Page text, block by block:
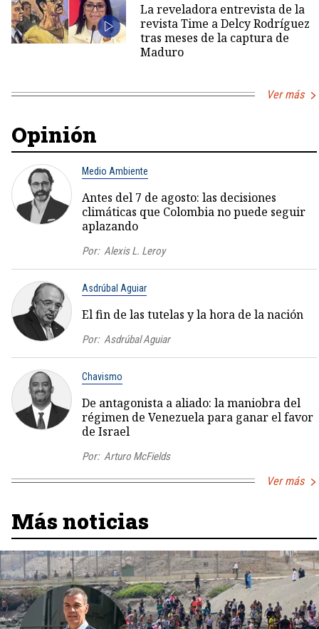
La reveladora entrevista de la
revista Time a Delcy Rodríguez
tras meses de la captura de
Maduro
Ver más
Opinión
Medio Ambiente
Antes del 7 de agosto: las decisiones
climáticas que Colombia no puede seguir
aplazando
Por: Alexis L. Leroy
Asdrúbal Aguiar
El fin de las tutelas y la hora de la nación
Por: Asdrúbal Aguiar
Chavismo
De antagonista a aliado: la maniobra del
régimen de Venezuela para ganar el favor
de Israel
Por: Arturo McFields
Ver más
Más noticias